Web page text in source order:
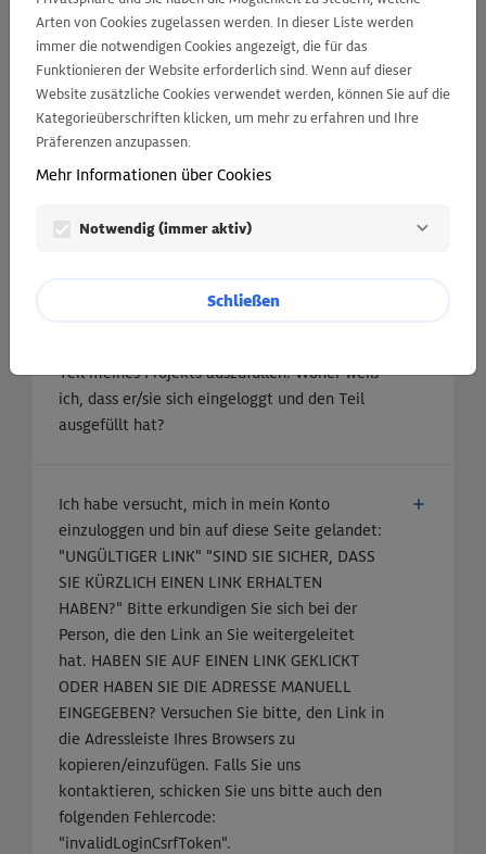
aber wenn ich auf den per E-Mail erhaltenen
Link klicke, wird eine Fehlermeldung
angezeigt.
Ich klicke im Formular auf "Nächste Seite",
Wie kann ich den ersten Teil meines
Teil meines Projekts auszufüllen. Woher weiß
ich, dass er/sie sich eingeloggt und den Teil
ausgefüllt hat?
Ich habe versucht, mich in mein Konto
einzuloggen und bin auf diese Seite gelandet:
"UNGÜLTIGER LINK" "SIND SIE SICHER, DASS
SIE KÜRZLICH EINEN LINK ERHALTEN
HABEN?" Bitte erkundigen Sie sich bei der
Person, die den Link an Sie weitergeleitet
hat. HABEN SIE AUF EINEN LINK GEKLICKT
ODER HABEN SIE DIE ADRESSE MANUELL
EINGEGEBEN? Versuchen Sie bitte, den Link in
die Adressleiste Ihres Browsers zu
kopieren/einzufügen. Falls Sie uns
kontaktieren, schicken Sie uns bitte auch den
folgenden Fehlercode:
"invalidLoginCsrfToken".
Arten von Cookies zugelassen werden. In dieser Liste werden
immer die notwendigen Cookies angezeigt, die für das
Funktionieren der Website erforderlich sind. Wenn auf dieser
Website zusätzliche Cookies verwendet werden, können Sie auf die
Kategorieüberschriften klicken, um mehr zu erfahren und Ihre
Präferenzen anzupassen.
Mehr Informationen über Cookies
Notwendig (immer aktiv)
Schließen